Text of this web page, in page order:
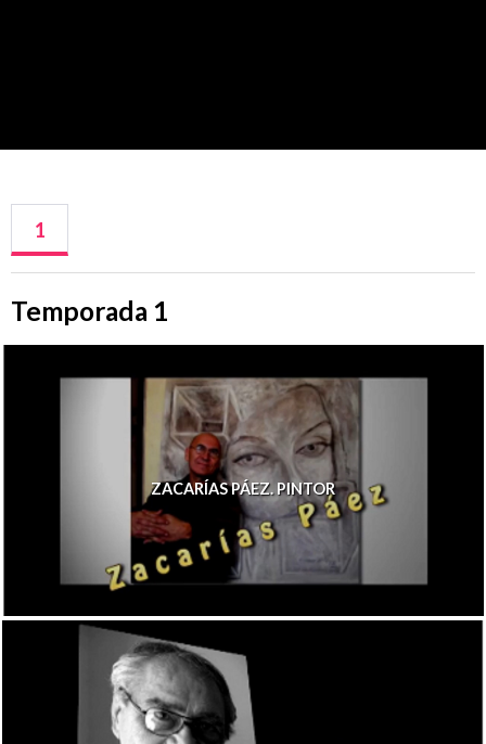
1
Temporada 1
ZACARÍAS PÁEZ. PINTOR